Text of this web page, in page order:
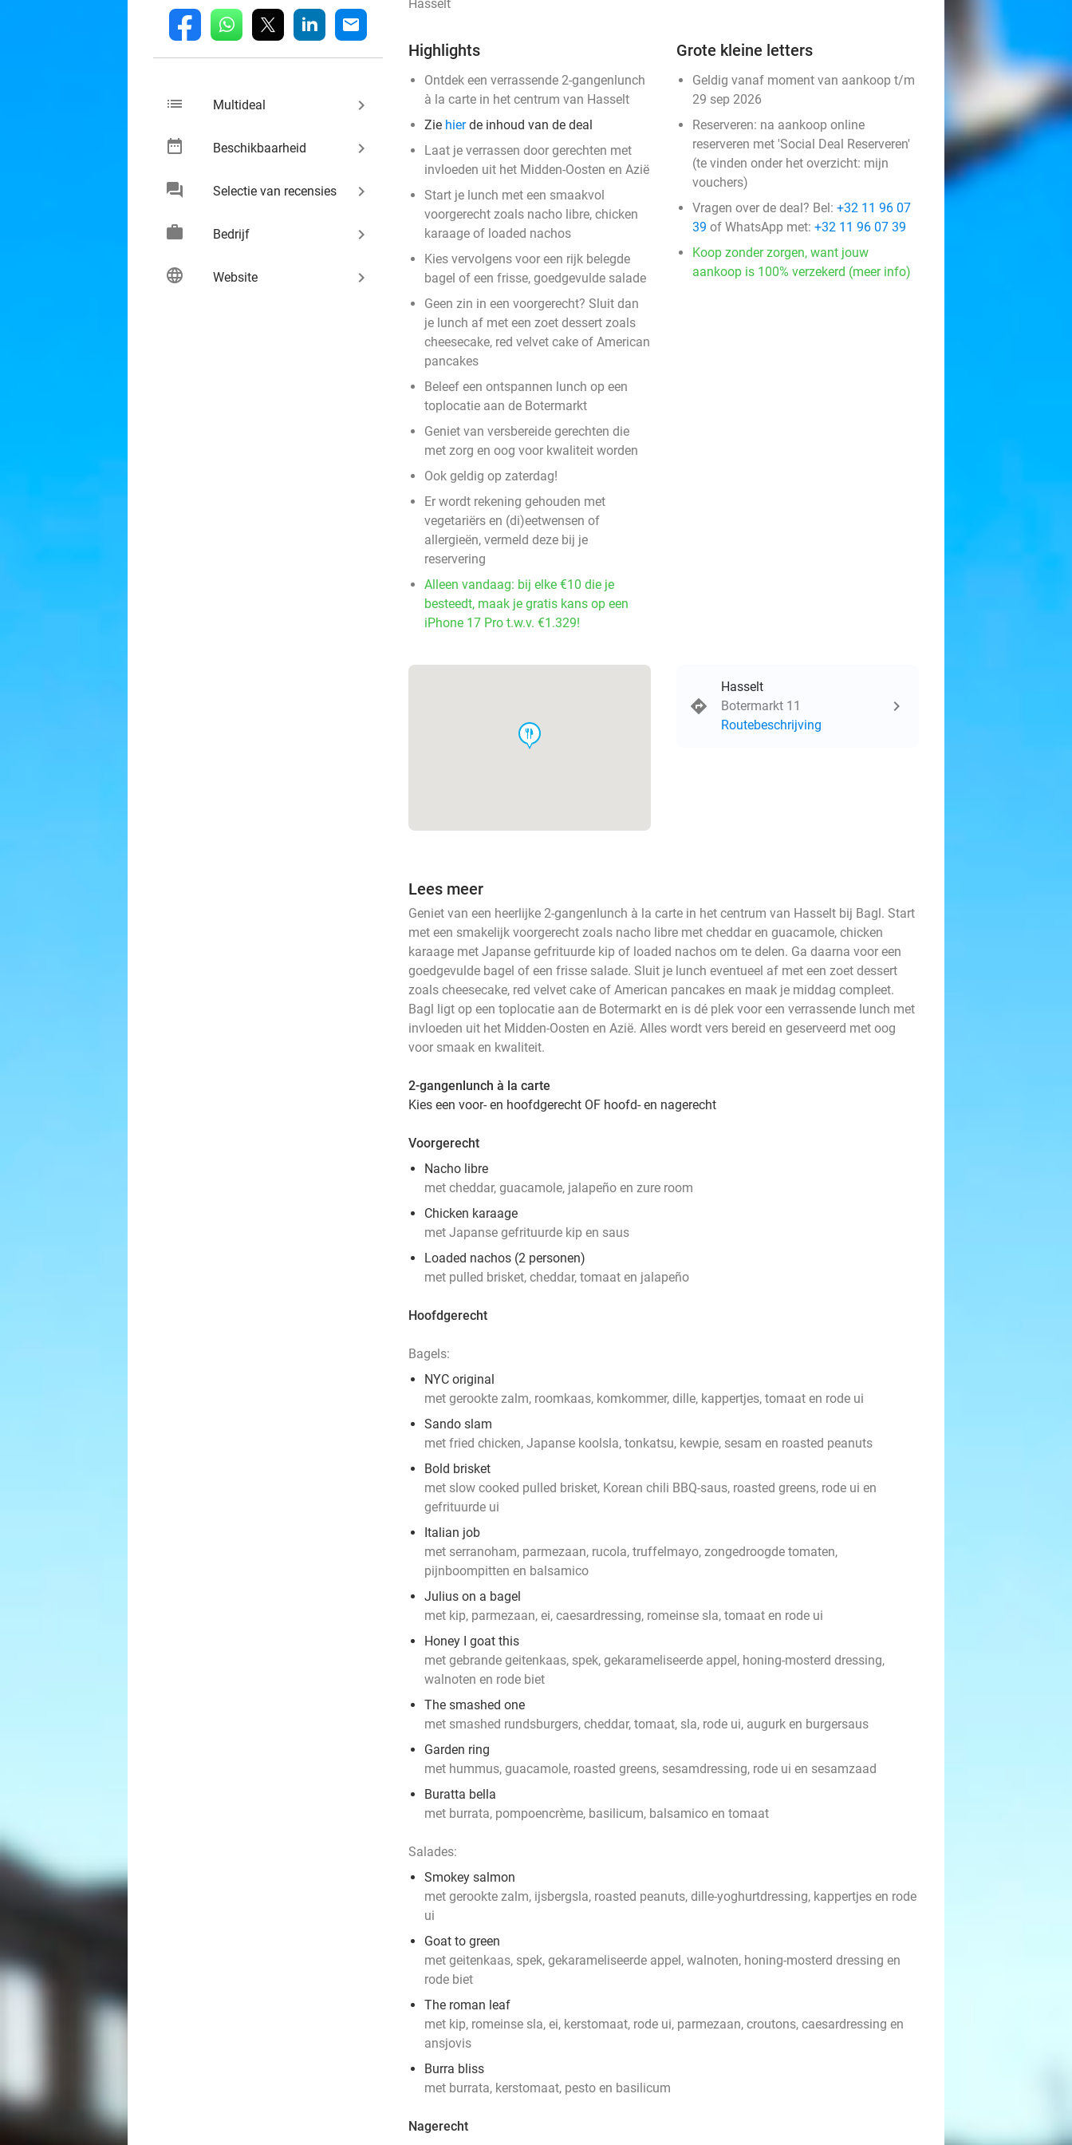
fb whatsapp linkedin mail
list Multideal keyboard_arrow_right
date_range Beschikbaarheid keyboard_arrow_right
chat Selectie van recensies keyboard_arrow_right
work Bedrijf keyboard_arrow_right
language Website keyboard_arrow_right
Hasselt
Highlights
Ontdek een verrassende 2-gangenlunch
à la carte in het centrum van Hasselt
Zie hierde inhoud van de deal
Laat je verrassen door gerechten met
invloeden uit het Midden-Oosten en Azië
Start je lunch met een smaakvol
voorgerecht zoals nacho libre, chicken
karaage of loaded nachos
Kies vervolgens voor een rijk belegde
bagel of een frisse, goedgevulde salade
Geen zin in een voorgerecht? Sluit dan
je lunch af met een zoet dessert zoals
cheesecake, red velvet cake of American
pancakes
Beleef een ontspannen lunch op een
toplocatie aan de Botermarkt
Geniet van versbereide gerechten die
met zorg en oog voor kwaliteit worden
Ook geldig op zaterdag!
Er wordt rekening gehouden met
vegetariërs en (di)eetwensen of
allergieën, vermeld deze bij je
reservering
Alleen vandaag: bij elke €10 die je
besteedt, maak je gratis kans op een
iPhone 17 Pro t.w.v. €1.329!
Grote kleine letters
Geldig vanaf moment van aankoop t/m
29 sep 2026
Reserveren: na aankoop online
reserveren met 'Social Deal Reserveren'
(te vinden onder het overzicht: mijn
vouchers)
Vragen over de deal? Bel: +32 11 96 07
39 of WhatsApp met: +32 11 96 07 39
Koop zonder zorgen, want jouw
aankoop is 100% verzekerd (meer info)
food
Hasselt
Botermarkt 11
Routebeschrijving
Lees meer
Geniet van een heerlijke 2-gangenlunch à la carte in het centrum van Hasselt bij Bagl. Start
met een smakelijk voorgerecht zoals nacho libre met cheddar en guacamole, chicken
karaage met Japanse gefrituurde kip of loaded nachos om te delen. Ga daarna voor een
goedgevulde bagel of een frisse salade. Sluit je lunch eventueel af met een zoet dessert
zoals cheesecake, red velvet cake of American pancakes en maak je middag compleet.
Bagl ligt op een toplocatie aan de Botermarkt en is dé plek voor een verrassende lunch met
invloeden uit het Midden-Oosten en Azië. Alles wordt vers bereid en geserveerd met oog
voor smaak en kwaliteit.
2-gangenlunch à la carte
Kies een voor- en hoofdgerecht OF hoofd- en nagerecht
Voorgerecht
Nacho libre
met cheddar, guacamole, jalapeño en zure room
Chicken karaage
met Japanse gefrituurde kip en saus
Loaded nachos (2 personen)
met pulled brisket, cheddar, tomaat en jalapeño
Hoofdgerecht
Bagels:
NYC original
met gerookte zalm, roomkaas, komkommer, dille, kappertjes, tomaat en rode ui
Sando slam
met fried chicken, Japanse koolsla, tonkatsu, kewpie, sesam en roasted peanuts
Bold brisket
met slow cooked pulled brisket, Korean chili BBQ-saus, roasted greens, rode ui en
gefrituurde ui
Italian job
met serranoham, parmezaan, rucola, truffelmayo, zongedroogde tomaten,
pijnboompitten en balsamico
Julius on a bagel
met kip, parmezaan, ei, caesardressing, romeinse sla, tomaat en rode ui
Honey I goat this
met gebrande geitenkaas, spek, gekarameliseerde appel, honing-mosterd dressing,
walnoten en rode biet
The smashed one
met smashed rundsburgers, cheddar, tomaat, sla, rode ui, augurk en burgersaus
Garden ring
met hummus, guacamole, roasted greens, sesamdressing, rode ui en sesamzaad
Buratta bella
met burrata, pompoencrème, basilicum, balsamico en tomaat
Salades:
Smokey salmon
met gerookte zalm, ijsbergsla, roasted peanuts, dille-yoghurtdressing, kappertjes en rode
ui
Goat to green
met geitenkaas, spek, gekarameliseerde appel, walnoten, honing-mosterd dressing en
rode biet
The roman leaf
met kip, romeinse sla, ei, kerstomaat, rode ui, parmezaan, croutons, caesardressing en
ansjovis
Burra bliss
met burrata, kerstomaat, pesto en basilicum
Nagerecht